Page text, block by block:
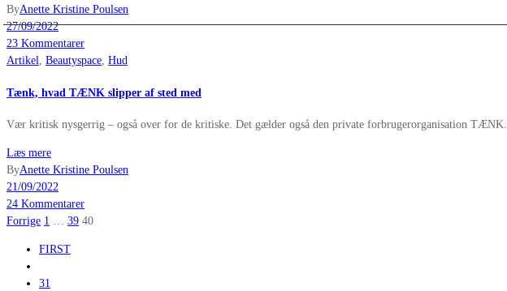
ByAnette Kristine Poulsen
27/09/2022
23 Kommentarer
Artikel, Beautyspace, Hud
Tænk, hvad TÆNK slipper af sted med
Vær kritisk nysgerrig – også over for de kritiske. Det gælder også den private forbrugerorganisation TÆNK.
Læs mere
ByAnette Kristine Poulsen
21/09/2022
24 Kommentarer
Indlægsinddeling
Forrige 1 … 39 40
FIRST
31